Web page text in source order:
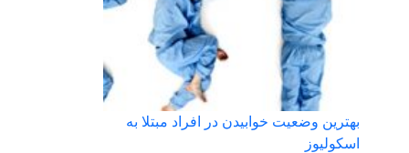
بهترین وضعیت خوابیدن در افراد مبتلا به
اسکولیوز